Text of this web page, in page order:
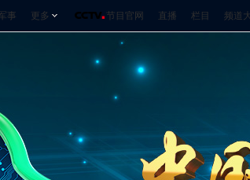
事 更多 节目官网 直播 栏目 频道